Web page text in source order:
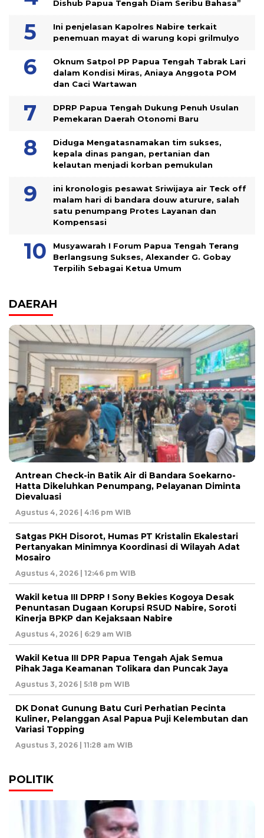
Dishub Papua Tengah Diam Seribu Bahasa”
Ini penjelasan Kapolres Nabire terkait
penemuan mayat di warung kopi grilmulyo
Oknum Satpol PP Papua Tengah Tabrak Lari
dalam Kondisi Miras, Aniaya Anggota POM
dan Caci Wartawan
DPRP Papua Tengah Dukung Penuh Usulan
Pemekaran Daerah Otonomi Baru
Diduga Mengatasnamakan tim sukses,
kepala dinas pangan, pertanian dan
kelautan menjadi korban pemukulan
ini kronologis pesawat Sriwijaya air Teck off
malam hari di bandara douw aturure, salah
satu penumpang Protes Layanan dan
Kompensasi
Musyawarah I Forum Papua Tengah Terang
Berlangsung Sukses, Alexander G. Gobay
Terpilih Sebagai Ketua Umum
DAERAH
Antrean Check-in Batik Air di Bandara Soekarno-
Hatta Dikeluhkan Penumpang, Pelayanan Diminta
Dievaluasi
Agustus 4, 2026 | 4:16 pm WIB
Satgas PKH Disorot, Humas PT Kristalin Ekalestari
Pertanyakan Minimnya Koordinasi di Wilayah Adat
Mosairo
Agustus 4, 2026 | 12:46 pm WIB
Wakil ketua III DPRP ! Sony Bekies Kogoya Desak
Penuntasan Dugaan Korupsi RSUD Nabire, Soroti
Kinerja BPKP dan Kejaksaan Nabire
Agustus 4, 2026 | 6:29 am WIB
Wakil Ketua III DPR Papua Tengah Ajak Semua
Pihak Jaga Keamanan Tolikara dan Puncak Jaya
Agustus 3, 2026 | 5:18 pm WIB
DK Donat Gunung Batu Curi Perhatian Pecinta
Kuliner, Pelanggan Asal Papua Puji Kelembutan dan
Variasi Topping
Agustus 3, 2026 | 11:28 am WIB
POLITIK